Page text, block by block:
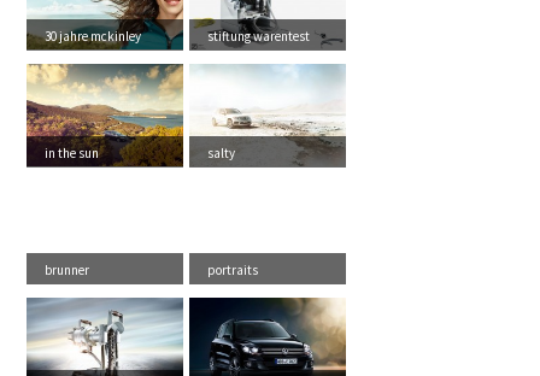
30 jahre mckinley stiftung warentest
in the sun salty
brunner portraits